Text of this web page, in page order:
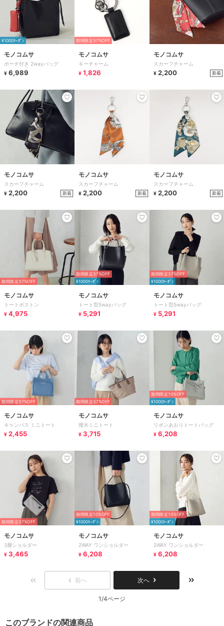
¥1000ｸｰﾎﾟﾝ
モノコムサ
ポーチ付き 2wayバッグ
¥ 6,989
期間限定37%OFF
モノコムサ
キーチャーム
¥ 1,826
モノコムサ
スカーフチャーム
¥ 2,200 新着
モノコムサ
スカーフチャーム
¥ 2,200 新着
モノコムサ
スカーフチャーム
¥ 2,200 新着
モノコムサ
スカーフチャーム
¥ 2,200 新着
期間限定37%OFF
モノコムサ
トートボストン
¥ 4,975
期間限定37%OFF
¥1000ｸｰﾎﾟﾝ
モノコムサ
トート型5wayバッグ
¥ 5,291
期間限定37%OFF
¥1000ｸｰﾎﾟﾝ
モノコムサ
トート型5wayバッグ
¥ 5,291
期間限定37%OFF
モノコムサ
キャンバス ミニトート
¥ 2,455
期間限定37%OFF
モノコムサ
撥水ミニトート
¥ 3,715
期間限定10%OFF
¥1000ｸｰﾎﾟﾝ
モノコムサ
リボンあおりトートバッグ
¥ 6,208
期間限定37%OFF
モノコムサ
3層ショルダー
¥ 3,465
期間限定10%OFF
¥1000ｸｰﾎﾟﾝ
モノコムサ
2WAY ワンショルダー
¥ 6,208
期間限定10%OFF
¥1000ｸｰﾎﾟﾝ
モノコムサ
2WAY ワンショルダー
¥ 6,208
前へ 次へ
1/4ページ
このブランドの関連商品